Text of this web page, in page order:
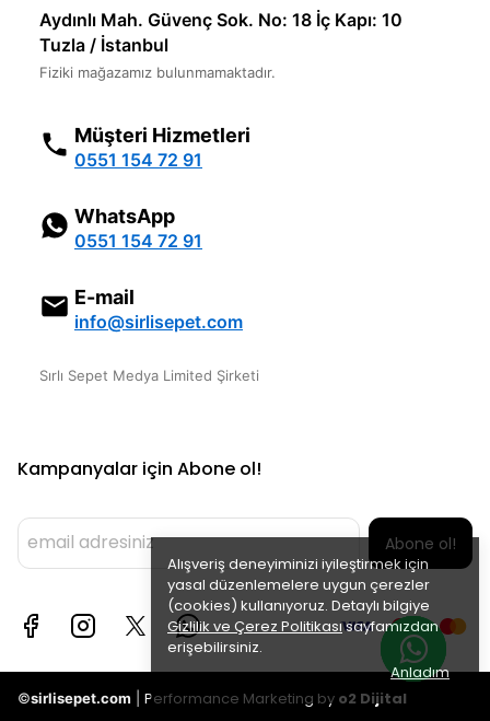
Alışveriş deneyiminizi iyileştirmek için
yasal düzenlemelere uygun çerezler
(cookies) kullanıyoruz. Detaylı bilgiye
Gizlilik ve Çerez Politikasısayfamızdan
erişebilirsiniz.
Anladım
Aydınlı Mah. Güvenç Sok. No: 18 İç Kapı: 10
Tuzla / İstanbul
Fiziki mağazamız bulunmamaktadır.
Müşteri Hizmetleri
0551 154 72 91
WhatsApp
0551 154 72 91
E-mail
info@sirlisepet.com
Sırlı Sepet Medya Limited Şirketi
Kampanyalar için Abone ol!
Abone ol!
©sirlisepet.com Performance Marketing by o2 Dijital